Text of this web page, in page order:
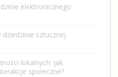
elektronicznego
sztucznej
lokalnych: jak
społeczne?